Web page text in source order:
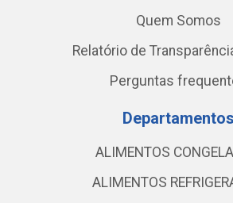
Quem Somos
Relatório de
Perguntas
Departamentos
ALIMENTOS
ALIMENTOS